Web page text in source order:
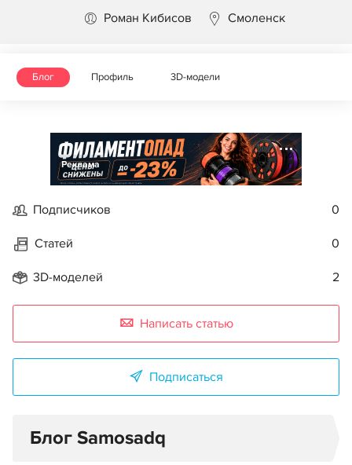
Роман Кибисов Смоленск
Блог Профиль 3D-модели
Реклама
Подписчиков 0
Статей 0
3D-моделей 2
Написать статью
Подписаться
Блог Samosadq